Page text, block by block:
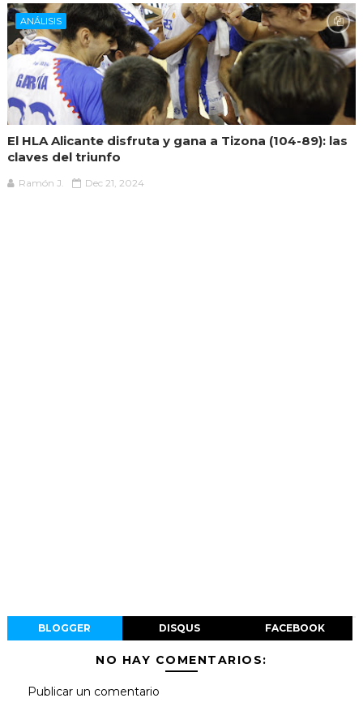
ANÁLISIS
El HLA Alicante disfruta y gana a Tizona (104-89): las
claves del triunfo
Ramón J. Dec 21, 2024
BLOGGER DISQUS FACEBOOK
NO HAY COMENTARIOS:
Publicar un comentario